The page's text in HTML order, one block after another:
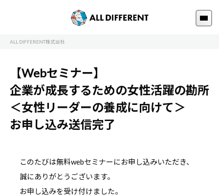
ALL DIFFERENT株式会社
【Webセミナー】
企業が成長するための女性活躍の勘所
＜女性リーダーの養成に向けて＞
お申し込み送信完了
このたびは無料webセミナーにお申し込みいただき、
誠にありがとうございます。
お申し込みを受け付けました。